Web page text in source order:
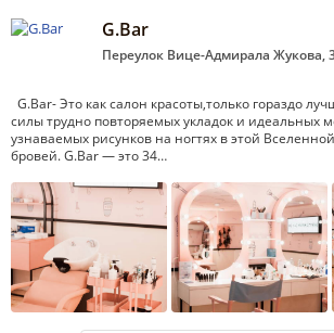
G.Bar
Переулок Вице-Адмирала Жукова,
G.Bar- Это как салон красоты,только гораздо
силы трудно повторяемых укладок и идеальных
узнаваемых рисунков на ногтях в этой
бровей. G.Bar — это 34…